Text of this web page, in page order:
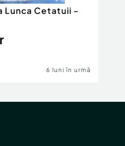
Lunca Cetatuii -
6 luni în urmă